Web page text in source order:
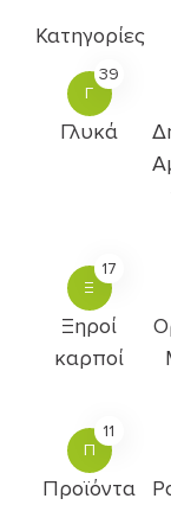
Κατηγορίες
Γ
39
Γλυκά
Ξ
17
Ξηροί
καρποί
Π
11
Προϊόντα